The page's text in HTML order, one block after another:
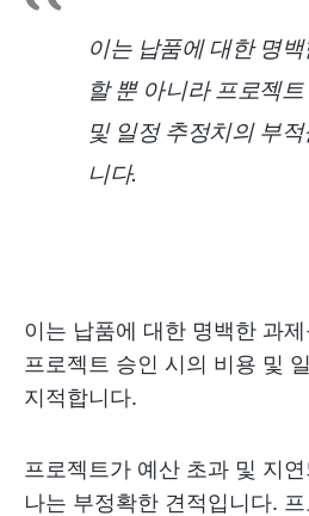
이는 납품에 대한 명
할 뿐 아니라 프로젝
및 일정 추정치의 부
니다.
이는 납품에 대한 명백한 과
프로젝트 승인 시의 비용 및
지적합니다.
프로젝트가 예산 초과 및 지
나는 부정확한 견적입니다.